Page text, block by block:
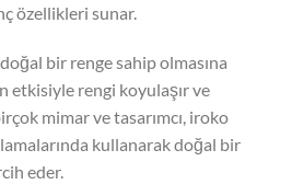
özellikleri sunar.
bir renge sahip olmasına
etkisiyle rengi koyulaşır ve
mimar ve tasarımcı, iroko
kullanarak doğal bir
eder.